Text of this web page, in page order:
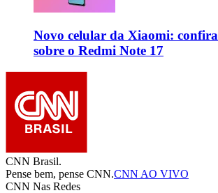
Novo celular da Xiaomi:
sobre o Redmi Note 17
CNN Brasil.
Pense bem, pense CNN.CNN AO VIVO
CNN Nas Redes